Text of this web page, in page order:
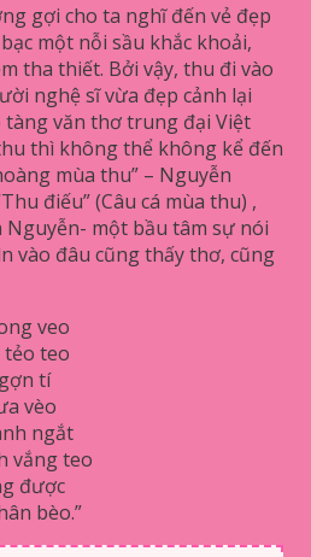
gợi cho ta nghĩ đến vẻ đẹp
một nỗi sầu khắc khoải,
tha thiết. Bởi vậy, thu đi vào
nghệ sĩ vừa đẹp cảnh lại
văn thơ trung đại Việt
thì không thể không kể đến
mùa thu” – Nguyễn
điếu” (Câu cá mùa thu) ,
Nguyễn- một bầu tâm sự nói
vào đâu cũng thấy thơ, cũng
veo
tẻo teo
tí
vèo
ngắt
vắng teo
được
bèo.”